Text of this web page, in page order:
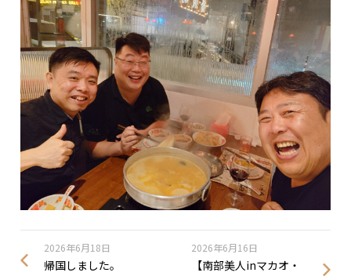
2026年6月18日
帰国しました。
2026年6月16日
【南部美人inマカオ・